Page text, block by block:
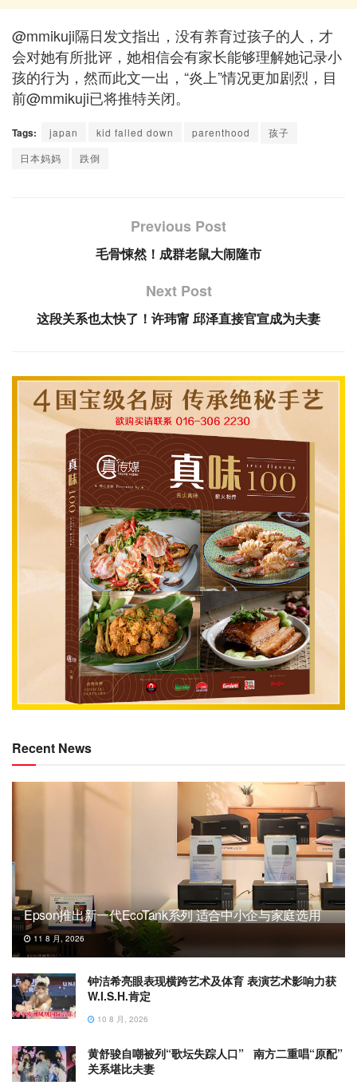
@mmikuji隔日发文指出，没有养育过孩子的人，才
会对她有所批评，她相信会有家长能够理解她记录小
孩的行为，然而此文一出，“炎上”情况更加剧烈，目
前@mmikuji已将推特关闭。
Tags: japan kid falled down parenthood
孩子
日本妈妈
跌倒
Previous Post
毛骨悚然！成群老鼠大闹隆市
Next Post
这段关系也太快了！许玮甯 邱泽直接官宣成为夫妻
Recent News
Epson推出新一代EcoTank系列 适合中小企与家庭选用
11 8 月, 2026
钟洁希亮眼表现横跨艺术及体育 表演艺术影响力获
W.I.S.H.肯定
10 8 月, 2026
黄舒骏自嘲被列“歌坛失踪人口” 南方二重唱“原配”
关系堪比夫妻